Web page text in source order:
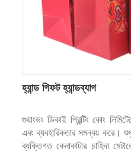
হ্যান্ড গিফট হ্যান্ডব্যাগ
গুয়াংডং ডিকাই প্রিন্টিং কোং
এবং ব্যবহারিকতার সমন্বয় করে।
ব্যক্তিগত কেনাকাটার চাহিদা